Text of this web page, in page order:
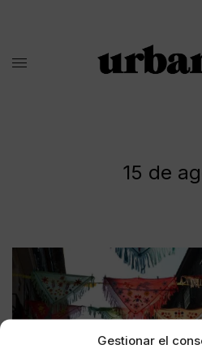
Gestionar el
15 de